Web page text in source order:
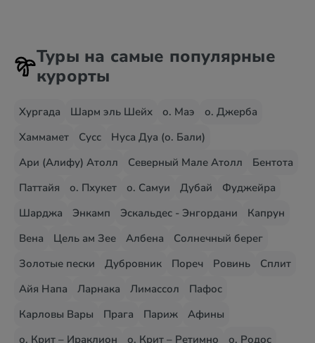
Туры на самые популярные
курорты
Хургада Шарм эль Шейх о. Маэ
о. Джерба
Хаммамет
Сусс
Нуса Дуа (о. Бали)
Ари (Алифу) Атолл
Северный Мале Атолл
Бентота
Паттайя
о. Пхукет о. Самуи Дубай
Фуджейра
Шарджа
Энкамп Эскальдес - Энгордани
Капрун
Вена
Цель ам Зее Албена
Солнечный берег
Золотые пески
Дубровник Пореч Ровинь
Сплит
Айя Напа
Ларнака Лимассол
Пафос
Карловы Вары
Прага Париж
Афины
о. Крит – Ираклион
о. Крит – Ретимно
о. Родос